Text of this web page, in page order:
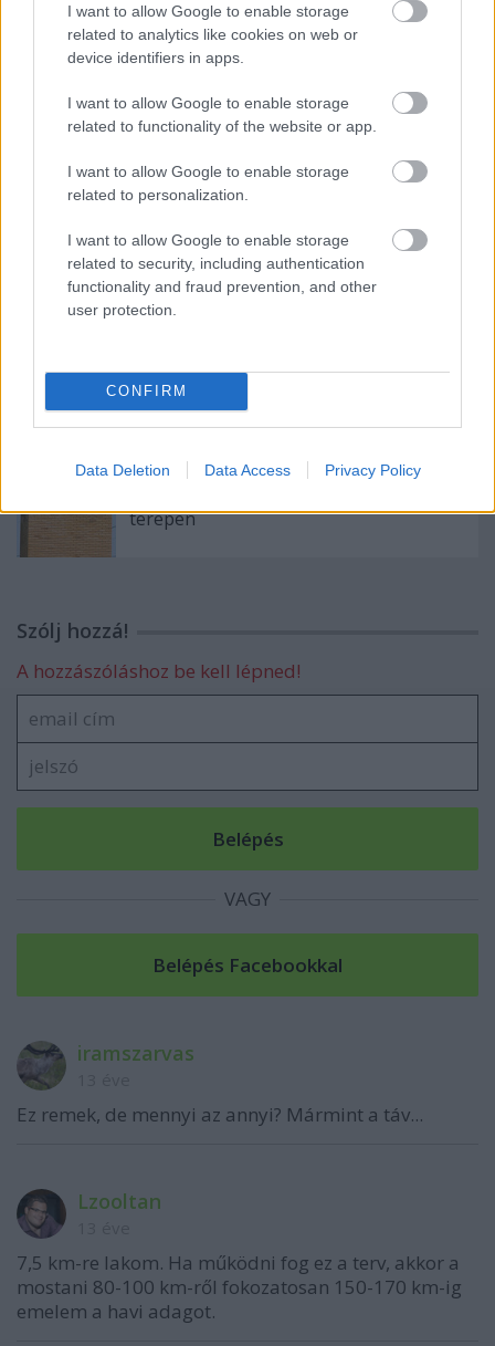
I want to allow Google to enable storage
related to analytics like cookies on web or
device identifiers in apps.
I want to allow Google to enable storage
related to functionality of the website or app.
I want to allow Google to enable storage
related to personalization.
I want to allow Google to enable storage
related to security, including authentication
functionality and fraud prevention, and other
user protection.
CONFIRM
Data Deletion Data Access Privacy Policy
Ezt a szerelmeslevelet kaptam ma a
myVIP-től.
4. hét - Az eget s a világot, -0,3 kg
Hogy mit tanácsolnék egy
Nehézbombázónak?
terepen
Szólj hozzá!
A hozzászóláshoz be kell lépned!
VAGY
iramszarvas
Ez remek, de mennyi az annyi? Mármint a táv...
Lzooltan
7,5 km-re lakom. Ha működni fog ez a terv, akkor a
mostani 80-100 km-ről fokozatosan 150-170 km-ig
emelem a havi adagot.